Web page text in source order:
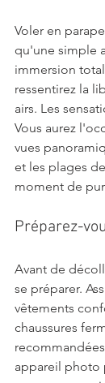
Voler en
qu'une simple
immersion
ressentirez la
airs. Les
Vous aurez
vues
et les plages
moment de
Préparez-
Avant de
se préparer.
vêtements
chaussures
appareil photo